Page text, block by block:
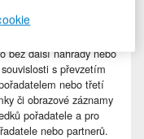
účely v jakémkoli
bez další náhrady nebo
s převzetím
nebo třetí
či obrazové záznamy
pořadatele a pro
nebo partnerů.